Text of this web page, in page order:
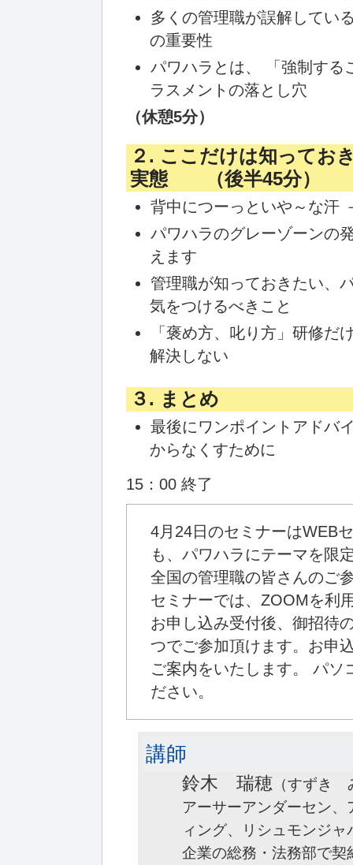
多くの管理職が誤解してい
の重要性
パワハラとは、 「強制する
ラスメントの落とし穴
（休憩5分）
２. ここだけは知ってお
実態 （後半45分）
背中につーっといや～な汗
パワハラのグレーゾーンの
えます
管理職が知っておきたい、
気をつけるべきこと
「褒め方、叱り方」研修だ
解決しない
３. まとめ
最後にワンポイントアドバ
からなくすために
15：00 終了
4月24日のセミナーはWEB
も、パワハラにテーマを限
全国の管理職の皆さんのご
セミナーでは、ZOOMを利
お申し込み受付後、御招待
つでご参加頂けます。お申
ご案内をいたします。 パソ
ださい。
講師
鈴木 瑞穂 （すずき
アーサーアンダーセン
ィング、リシュモンジ
企業の総務・法務部で